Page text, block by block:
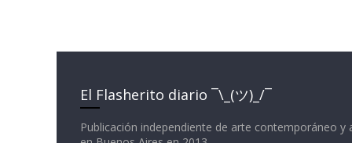
El Flasherito diario ¯\_(ツ)_/¯
Publicación independiente de arte contemporáneo y